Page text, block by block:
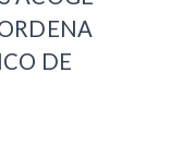
DE